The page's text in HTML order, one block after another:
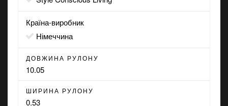
Країна-виробник
Німеччина
ДОВЖИНА РУЛОНУ
10.05
ШИРИНА РУЛОНУ
0.53